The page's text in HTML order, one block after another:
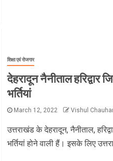
शिक्षा एवं रोजगार
देहरादून नैनीताल हरिद्वार
भर्तियां
March 12, 2022 Vishul
उत्तराखंड के देहरादून, नैनीताल,
भर्तियां होने वाली हैं। इसके लिए